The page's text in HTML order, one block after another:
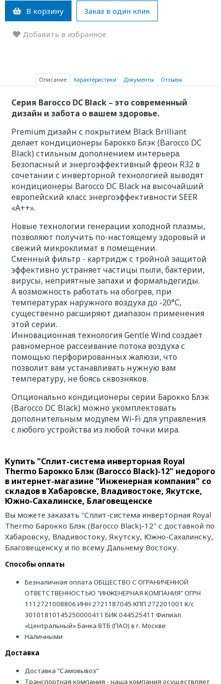
В корзину Заказ в один клик
Добавить в избранное
Описание Характеристики Документы Отзывы
Серия Barocco DC Black – это современный
дизайн и забота о вашем здоровье.
Premium дизайн с покрытием Black Brilliant
делает кондиционеры Барокко Блэк (Barocco DC
Black) стильным дополнением интерьера.
Безопасный и энергоэффективный фреон R32 в
сочетании с инверторной технологией выводят
кондиционеры Barocco DC Black на высочайший
европейский класс энергоэффективности SEER
«A++».
Новые технологии генерации холодной плазмы,
позволяют получить по-настоящему здоровый и
свежий микроклимат в помещении.
Сменный фильтр - картридж с тройной защитой
эффективно устраняет частицы пыли, бактерии,
вирусы, неприятные запахи и формальдегиды.
А возможность работать на обогрев, при
температурах наружного воздуха до -20°С,
существенно расширяют диапазон применения
этой серии.
Инновационная технология Gentle Wind создаёт
равномерное рассеивание потока воздуха с
помощью перфорированных жалюзи, что
позволит вам устанавливать нужную вам
температуру, не боясь сквозняков.
Опционально кондиционеры серии Барокко Блэк
(Barocco DC Black) можно укомплектовать
дополнительным модулем Wi-Fi для управления
с любого устройства из любой точки мира.
Купить "Сплит-система инверторная Royal
Thermo Барокко Блэк (Barocco Black)-12" недорого
в интернет-магазине "Инженерная компания" со
складов в Хабаровске, Владивостоке, Якутске,
Южно-Сахалинске, Благовещенске
Вы можете заказать "Сплит-система инверторная Royal
Thermo Барокко Блэк (Barocco Black)-12" с доставкой по
Хабаровску, Владивостоку, Якутску, Южно-Сахалинску,
Благовещенску и по всему Дальнему Востоку.
Способы оплаты
Безналичная оплата ОБЩЕСТВО С ОГРАНИЧЕННОЙ
ОТВЕТСТВЕННОСТЬЮ "ИНЖЕНЕРНАЯ КОМПАНИЯ" ОГРН
1112721008806 ИНН 2721187045 КПП 272201001 К/с
30101810145250000411 БИК 044525411 Филиал
«Центральный» Банка ВТБ (ПАО) в г. Москве
Наличными
Доставка
Доставка "Самовывоз"
Транспортная компания - наша компания осуществляет